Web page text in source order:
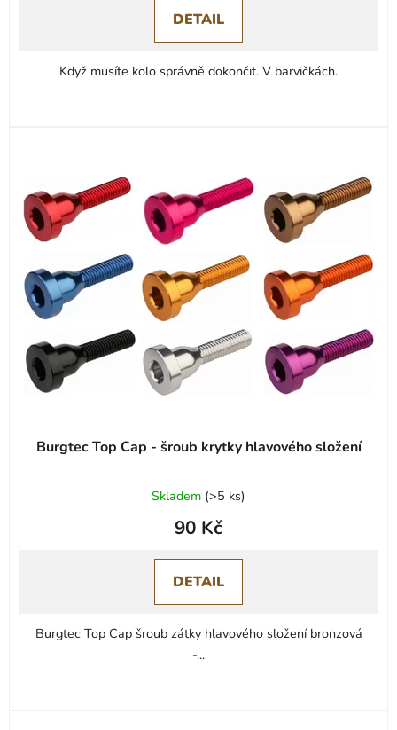
z
5
hvězdiček.
DETAIL
Když musíte kolo správně dokončit. V barvičkách.
Burgtec Top Cap - šroub krytky hlavového složení
Skladem (>5 ks)
90 Kč
DETAIL
Burgtec Top Cap šroub zátky hlavového složení bronzová
-...